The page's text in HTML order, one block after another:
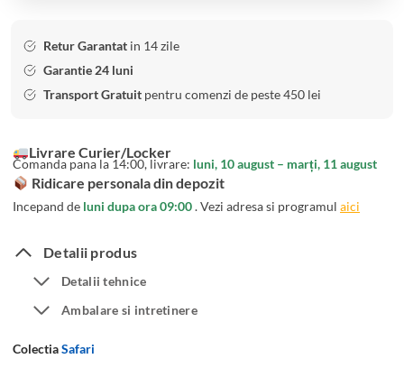
r
B
o
m
a
S
f
i
t
S
e
P
h
a
e
Retur Garantat in 14 zile
Garantie 24 luni
Transport Gratuit pentru comenzi de peste 450 lei
Livrare Curier/Locker
Comanda pana la 14:00, livrare: luni, 10 august – marți, 11 august
Ridicare personala din depozit
Incepand de luni dupa ora 09:00. Vezi adresa si programul aici
Detalii produs
Detalii tehnice
Ambalare si intretinere
ColectiaSafari